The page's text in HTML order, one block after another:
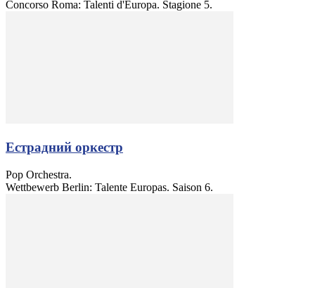
Concorso Roma: Talenti d'Europa. Stagione 5.
Естрадний оркестр
Pop Orchestra.
Wettbewerb Berlin: Talente Europas. Saison 6.